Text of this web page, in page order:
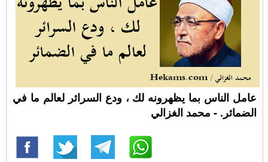
عامل الناس بما يظهرونه لك ، ودع السرائر لعالم ما في
الضمائر. - محمد الغزالي